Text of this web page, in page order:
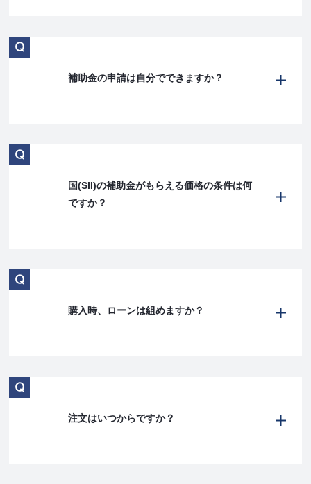
補助金の申請は自分でできますか？
国(SII)の補助金がもらえる価格の条件は何
ですか？
購入時、ローンは組めますか？
注文はいつからですか？